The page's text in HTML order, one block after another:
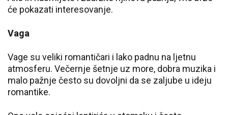
će pokazati interesovanje.
Vaga
Vage su veliki romantičari i lako padnu na ljetnu
atmosferu. Večernje šetnje uz more, dobra muzika i
malo pažnje često su dovoljni da se zaljube u ideju
romantike.